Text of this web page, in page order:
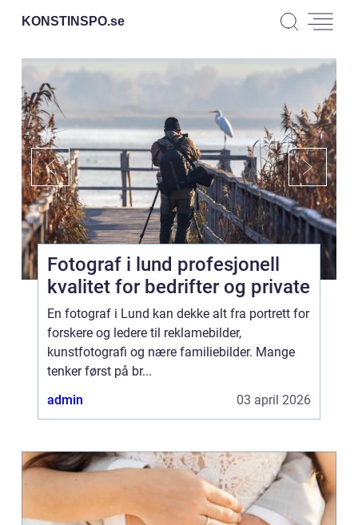
KONSTINSPO.se
Fotograf i lund profesjonell
kvalitet for bedrifter og private
En fotograf i Lund kan dekke alt fra portrett for
forskere og ledere til reklamebilder,
kunstfotografi og nære familiebilder. Mange
tenker først på br...
admin
03 april 2026